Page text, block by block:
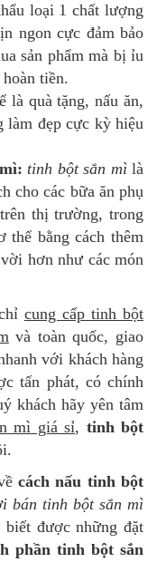
loại 1 chất lượng
ngon cực đảm bảo
sản phẩm mà bị ỉu
tiền.
là quà tặng, nấu ăn,
làm đẹp cực kỳ hiệu
tinh bột sắn mìlà
cho các bữa ăn phụ
thị trường, trong
thể bằng cách thêm
hơn như các món
cung cấp tinh bột
và toàn quốc, giao
với khách hàng
tấn phát, có chính
khách hãy yên tâm
mì giá sỉ, tinh bột
cách nấu tinh bột
bán tinh bột sắn mì
được những đặt
phần tinh bột sắn